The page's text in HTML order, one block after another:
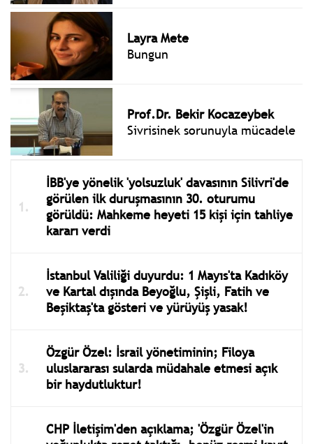
Layra Mete
Bungun
Prof.Dr. Bekir Kocazeybek
Sivrisinek sorunuyla mücadele
İBB'ye yönelik 'yolsuzluk' davasının Silivri'de
görülen ilk duruşmasının 30. oturumu
görüldü: Mahkeme heyeti 15 kişi için tahliye
kararı verdi
İstanbul Valiliği duyurdu: 1 Mayıs'ta Kadıköy
ve Kartal dışında Beyoğlu, Şişli, Fatih ve
Beşiktaş'ta gösteri ve yürüyüş yasak!
Özgür Özel: İsrail yönetiminin; Filoya
uluslararası sularda müdahale etmesi açık
bir haydutluktur!
CHP İletişim'den açıklama; 'Özgür Özel'in